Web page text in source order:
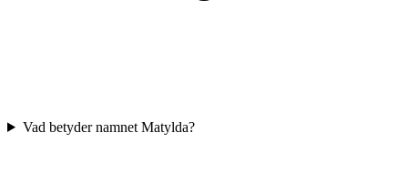
Vad betyder namnet Matylda?